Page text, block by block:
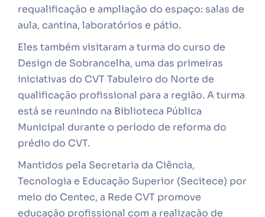
requalificação e ampliação do espaço: salas de
aula, cantina, laboratórios e pátio.
Eles também visitaram a turma do curso de
Design de Sobrancelha, uma das primeiras
iniciativas do CVT Tabuleiro do Norte de
qualificação profissional para a região. A turma
está se reunindo na Biblioteca Pública
Municipal durante o período de reforma do
prédio do CVT.
Mantidos pela Secretaria da Ciência,
Tecnologia e Educação Superior (Secitece) por
meio do Centec, a Rede CVT promove
educação profissional com a realização de